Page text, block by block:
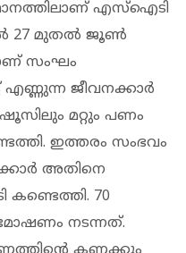
എസ്‌ഐടി
27 മുതല്‍ ജൂണ്‍
സംഘം
എണ്ണുന്ന ജീവനക്കാര്‍
ഷൂസിലും മറ്റും പണം
ഇത്തരം സംഭവം
അതിനെ
70
നടന്നത്.